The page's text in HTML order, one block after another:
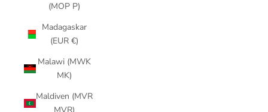
(MOP P)
Madagaskar
(EUR €)
Malawi (MWK
MK)
Maldiven (MVR